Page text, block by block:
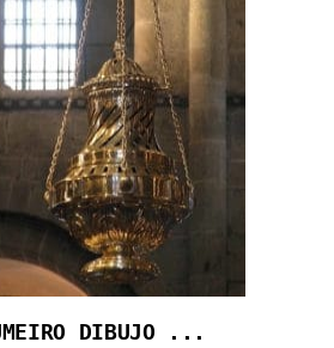
DIBUJO ...